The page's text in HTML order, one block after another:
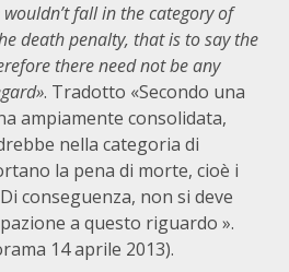
fall in the category of
death penalty, that is to say the
there need not be any
. Tradotto «Secondo una
ampiamente consolidata,
nella categoria di
la pena di morte, cioè i
conseguenza, non si deve
a questo riguardo ».
14 aprile 2013).